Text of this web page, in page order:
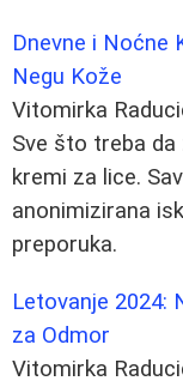
Dnevne i Noćne
Negu Kože
Vitomirka
Sve što treba
kremi za lice.
anonimizirana
preporuka.
Letovanje 2024:
za Odmor
Vitomirka